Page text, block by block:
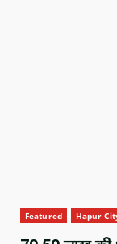
Featured Hapur